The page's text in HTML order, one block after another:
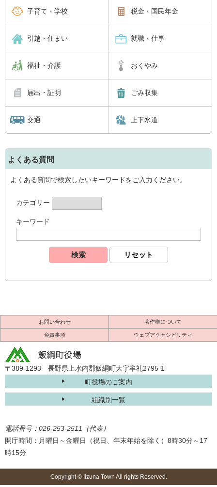
子育て・学校 税金・国民年金
引越・住まい 就職・仕事
福祉・介護 おくやみ
届出・証明 ごみ収集
交通 上下水道
よくある質問
よくある質問で検索したいキーワードをご入力ください。
カテゴリー
キーワード
お問い合わせ 著作権について
免責事項 ウェブアクセシビリティ
〒389-1293 長野県上水内郡飯綱町大字牟礼2795-1
町役場のご案内
組織別一覧
電話番号：026-253-2511（代表）
開庁時間：月曜日～金曜日（祝日、年末年始を除く）8時30分～17
時15分
Copyright © Iizuna Town All rights Reserved.